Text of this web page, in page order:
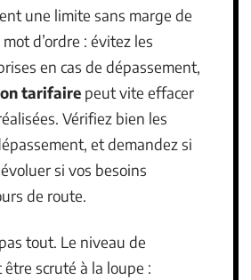
une limite sans marge de
d’ordre : évitez les
en cas de dépassement,
tarifaire peut vite effacer
Vérifiez bien les
et demandez si
si vos besoins
de route.
tout. Le niveau de
scruté à la loupe :